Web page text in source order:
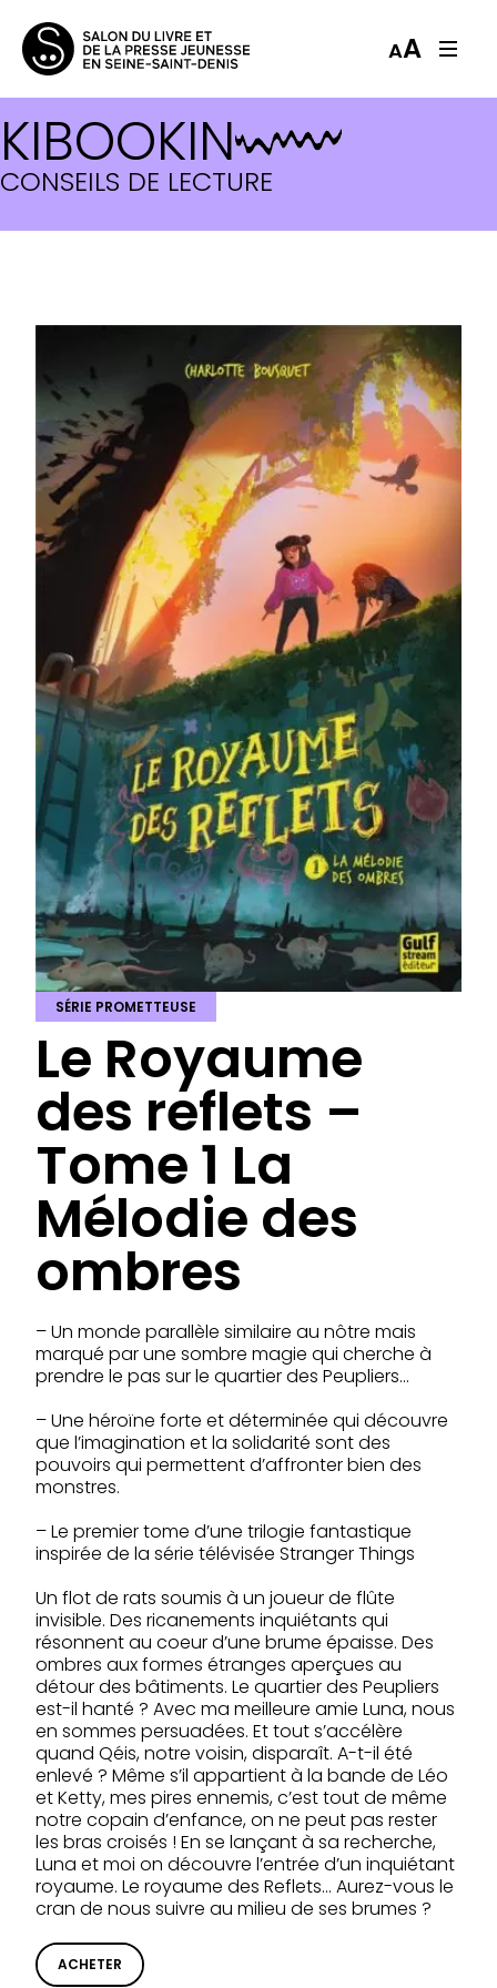
AA
KIBOOKIN
CONSEILS DE LECTURE
SÉRIE PROMETTEUSE
Le Royaume
des reflets –
Tome 1 La
Mélodie des
ombres
– Un monde parallèle similaire au nôtre mais
marqué par une sombre magie qui cherche à
prendre le pas sur le quartier des Peupliers…
– Une héroïne forte et déterminée qui découvre
que l’imagination et la solidarité sont des
pouvoirs qui permettent d’affronter bien des
monstres.
– Le premier tome d’une trilogie fantastique
inspirée de la série télévisée Stranger Things
Un flot de rats soumis à un joueur de flûte
invisible. Des ricanements inquiétants qui
résonnent au coeur d’une brume épaisse. Des
ombres aux formes étranges aperçues au
détour des bâtiments. Le quartier des Peupliers
est-il hanté ? Avec ma meilleure amie Luna, nous
en sommes persuadées. Et tout s’accélère
quand Qéis, notre voisin, disparaît. A-t-il été
enlevé ? Même s’il appartient à la bande de Léo
et Ketty, mes pires ennemis, c’est tout de même
notre copain d’enfance, on ne peut pas rester
les bras croisés ! En se lançant à sa recherche,
Luna et moi on découvre l’entrée d’un inquiétant
royaume. Le royaume des Reflets… Aurez-vous le
cran de nous suivre au milieu de ses brumes ?
ACHETER